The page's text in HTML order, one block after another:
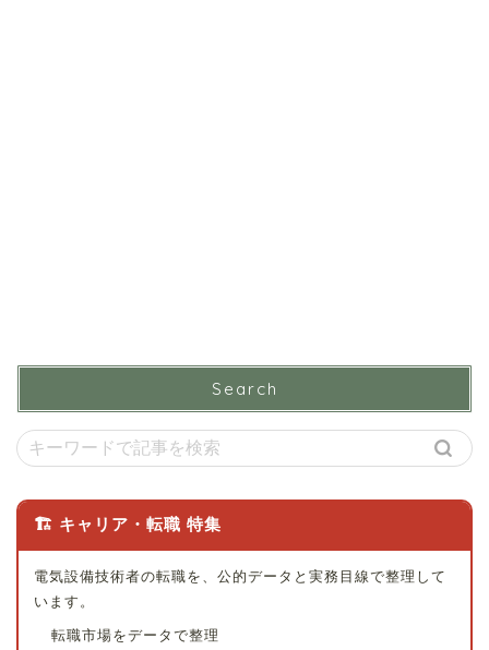
Search
🏗 キャリア・転職 特集
電気設備技術者の転職を、公的データと実務目線で整理して
います。
転職市場をデータで整理